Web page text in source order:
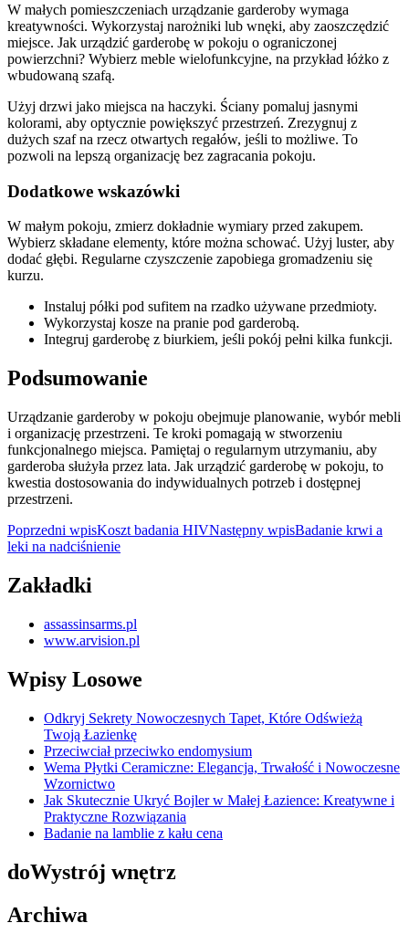
W małych pomieszczeniach urządzanie garderoby wymaga
kreatywności. Wykorzystaj narożniki lub wnęki, aby zaoszczędzić
miejsce. Jak urządzić garderobę w pokoju o ograniczonej
powierzchni? Wybierz meble wielofunkcyjne, na przykład łóżko z
wbudowaną szafą.
Użyj drzwi jako miejsca na haczyki. Ściany pomaluj jasnymi
kolorami, aby optycznie powiększyć przestrzeń. Zrezygnuj z
dużych szaf na rzecz otwartych regałów, jeśli to możliwe. To
pozwoli na lepszą organizację bez zagracania pokoju.
Dodatkowe wskazówki
W małym pokoju, zmierz dokładnie wymiary przed zakupem.
Wybierz składane elementy, które można schować. Użyj luster, aby
dodać głębi. Regularne czyszczenie zapobiega gromadzeniu się
kurzu.
Instaluj półki pod sufitem na rzadko używane przedmioty.
Wykorzystaj kosze na pranie pod garderobą.
Integruj garderobę z biurkiem, jeśli pokój pełni kilka funkcji.
Podsumowanie
Urządzanie garderoby w pokoju obejmuje planowanie, wybór mebli
i organizację przestrzeni. Te kroki pomagają w stworzeniu
funkcjonalnego miejsca. Pamiętaj o regularnym utrzymaniu, aby
garderoba służyła przez lata. Jak urządzić garderobę w pokoju, to
kwestia dostosowania do indywidualnych potrzeb i dostępnej
przestrzeni.
Nawigacja
wpisu
Poprzedni wpisKoszt badania HIVNastępny wpisBadanie krwi a
leki na nadciśnienie
Zakładki
assassinsarms.pl
www.arvision.pl
Wpisy Losowe
Odkryj Sekrety Nowoczesnych Tapet, Które Odświeżą
Twoją Łazienkę
Przeciwciał przeciwko endomysium
Wema Płytki Ceramiczne: Elegancja, Trwałość i Nowoczesne
Wzornictwo
Jak Skutecznie Ukryć Bojler w Małej Łazience: Kreatywne i
Praktyczne Rozwiązania
Badanie na lamblie z kału cena
doWystrój wnętrz
Archiwa